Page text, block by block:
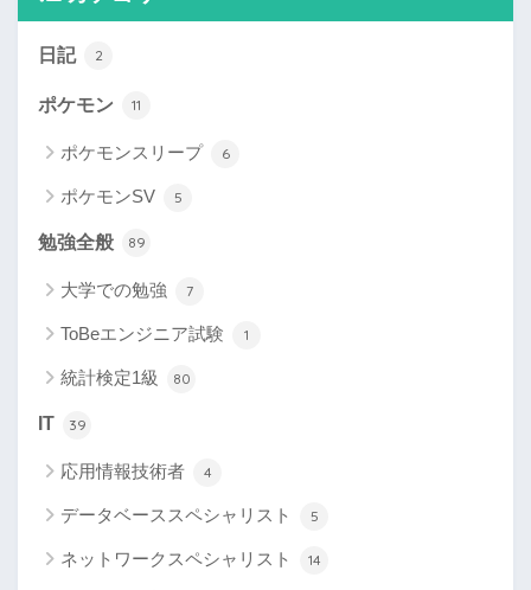
日記 2
ポケモン 11
ポケモンスリープ 6
ポケモンSV 5
勉強全般 89
大学での勉強 7
ToBeエンジニア試験 1
統計検定1級 80
IT 39
応用情報技術者 4
データベーススペシャリスト 5
ネットワークスペシャリスト 14